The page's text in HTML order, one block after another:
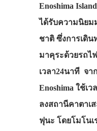
Enoshima
ได้รับความนิยม
ชาติ ซึ่งการเดิน
มาคุระด้วยรถไ
เวลา24นาที จา
Enoshima ใช้เ
ลงสถานีคาตาเ
ฟุนะ โดยโมโน